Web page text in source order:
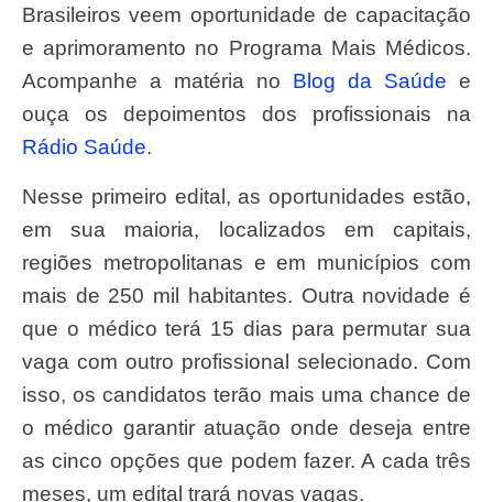
Brasileiros veem oportunidade de capacitação
e aprimoramento no Programa Mais Médicos.
Acompanhe a matéria no Blog da Saúde e
ouça os depoimentos dos profissionais na
Rádio Saúde.
Nesse primeiro edital, as oportunidades estão,
em sua maioria, localizados em capitais,
regiões metropolitanas e em municípios com
mais de 250 mil habitantes. Outra novidade é
que o médico terá 15 dias para permutar sua
vaga com outro profissional selecionado. Com
isso, os candidatos terão mais uma chance de
o médico garantir atuação onde deseja entre
as cinco opções que podem fazer. A cada três
meses, um edital trará novas vagas.